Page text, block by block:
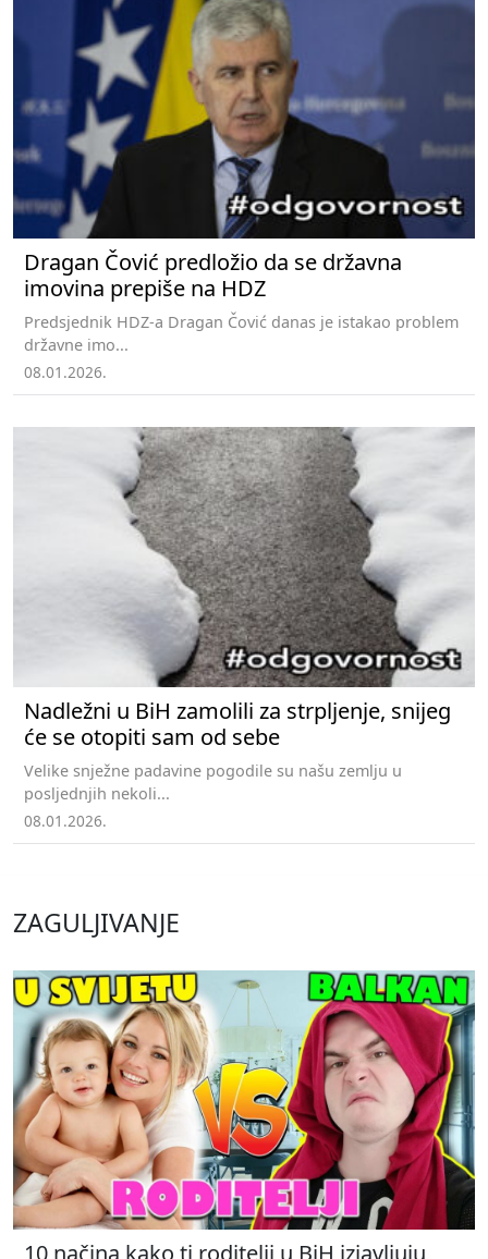
Dragan Čović predložio da se državna
imovina prepiše na HDZ
Predsjednik HDZ-a Dragan Čović danas je istakao problem
državne imo...
08.01.2026.
Nadležni u BiH zamolili za strpljenje, snijeg
će se otopiti sam od sebe
Velike snježne padavine pogodile su našu zemlju u
posljednjih nekoli...
08.01.2026.
ZAGULJIVANJE